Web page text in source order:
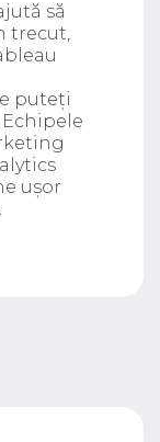
să
trecut,
puteți
ușor